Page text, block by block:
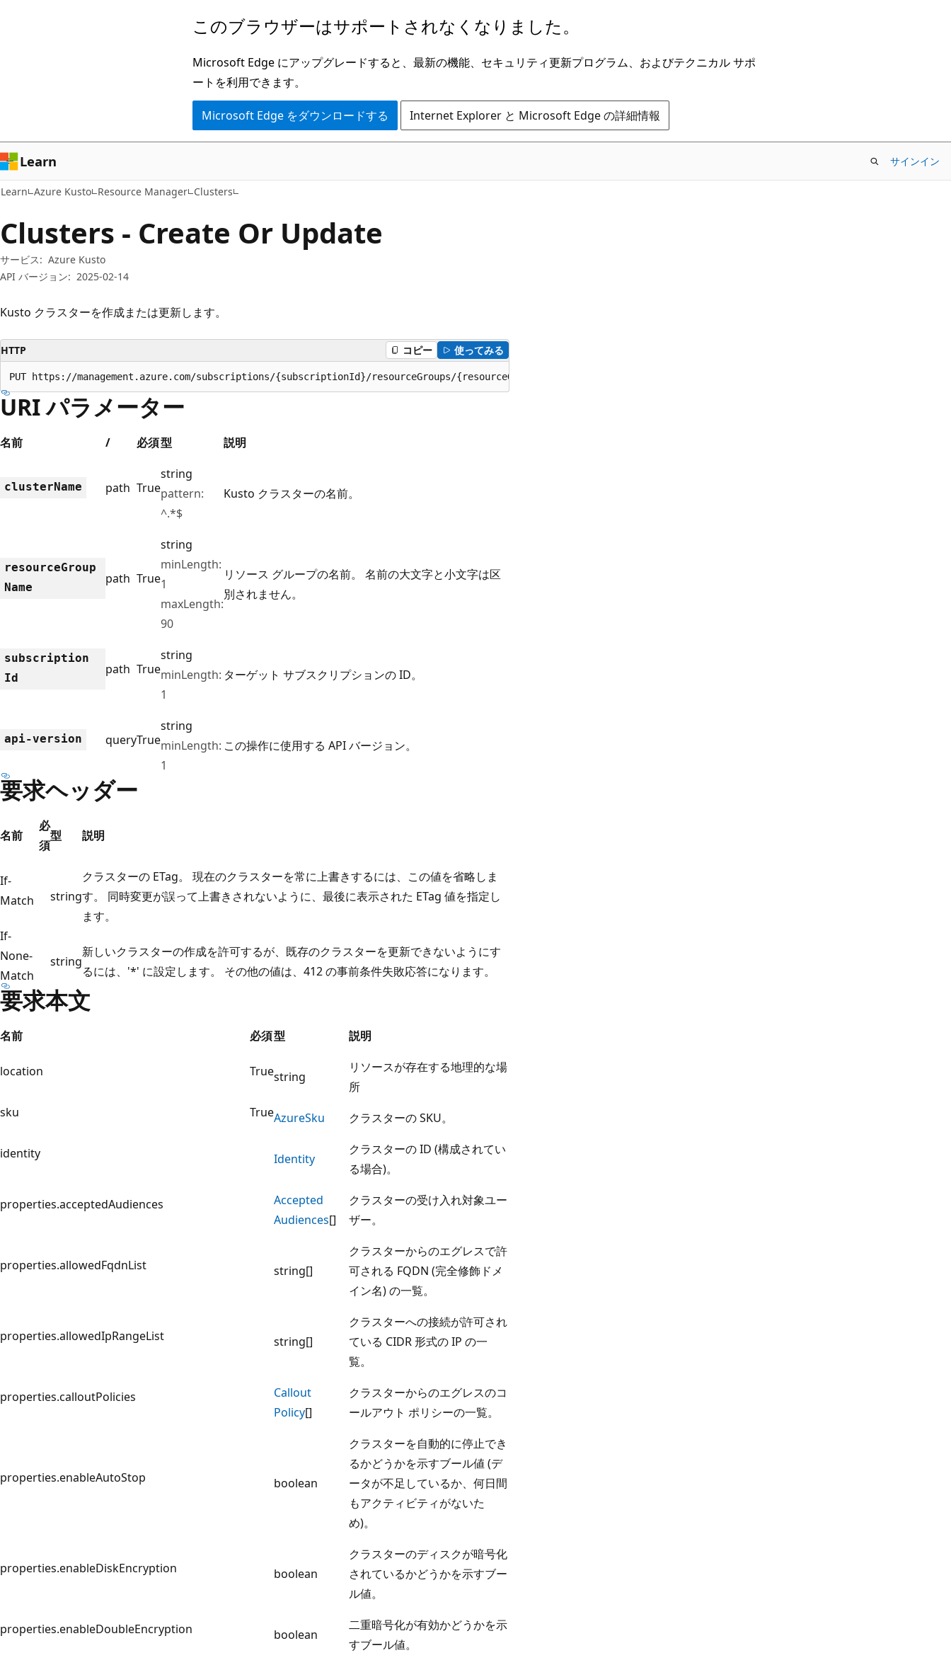
ン
ツ
に
ス
キ
ッ
プ
ゲ
ー
シ
ョ
ン
に
ス
キ
プ
このブラウザーはサポートされなくなりました。
Microsoft Edge にアップグレードすると、最新の機能、セキュリティ更新プログラム、およびテクニカル サポ
ートを利用できます。
Microsoft Edge をダウンロードする Internet Explorer と Microsoft Edge の詳細情報
Learn サインイン
Learn Azure Kusto Resource Manager Clusters
Clusters - Create Or Update
サービス: Azure Kusto
API バージョン: 2025-02-14
Kusto クラスターを作成または更新します。
HTTP コピー 使ってみる
PUT https://management.azure.com/subscriptions/{subscriptionId}/resourceGroups/{resourceGroupName}/providers/Microsoft.Kusto/clusters/{clusterName}?api-version=2025-
URI パラメーター
名前 / 必須型 説明
clusterName path True
string
pattern:
^.*$
Kusto クラスターの名前。
resourceGroup
Name
path True
string
minLength:
1
maxLength:
90
リソース グループの名前。 名前の大文字と小文字は区
別されません。
subscription
Id
path True
string
minLength:
1
ターゲット サブスクリプションの ID。
api-version queryTrue
string
minLength:
1
この操作に使用する API バージョン。
要求ヘッダー
名前
必
須
型 説明
If-
Match
string
クラスターの ETag。 現在のクラスターを常に上書きするには、この値を省略しま
す。 同時変更が誤って上書きされないように、最後に表示された ETag 値を指定し
ます。
If-
None-
Match
string
新しいクラスターの作成を許可するが、既存のクラスターを更新できないようにす
るには、'*' に設定します。 その他の値は、412 の事前条件失敗応答になります。
要求本文
名前 必須型 説明
location Truestring
リソースが存在する地理的な場
所
sku
TrueAzureSku クラスターの SKU。
identity Identity
クラスターの ID (構成されてい
る場合)。
properties.acceptedAudiences
Accepted
Audiences[]
クラスターの受け入れ対象ユー
ザー。
properties.allowedFqdnList string[]
クラスターからのエグレスで許
可される FQDN (完全修飾ドメ
イン名) の一覧。
properties.allowedIpRangeList string[]
クラスターへの接続が許可され
ている CIDR 形式の IP の一
覧。
properties.calloutPolicies
Callout
Policy[]
クラスターからのエグレスのコ
ールアウト ポリシーの一覧。
properties.enableAutoStop boolean
クラスターを自動的に停止でき
るかどうかを示すブール値 (デ
ータが不足しているか、何日間
もアクティビティがないた
め)。
properties.enableDiskEncryption boolean
クラスターのディスクが暗号化
されているかどうかを示すブー
ル値。
properties.enableDoubleEncryption boolean
二重暗号化が有効かどうかを示
すブール値。